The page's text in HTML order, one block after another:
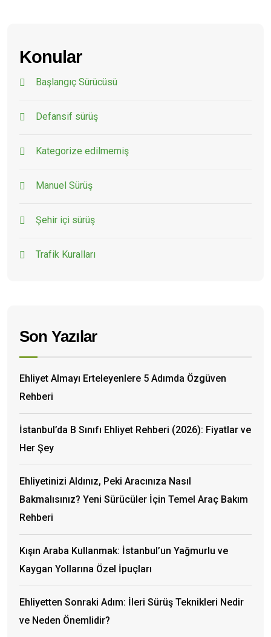
Konular
Başlangıç Sürücüsü
Defansif sürüş
Kategorize edilmemiş
Manuel Sürüş
Şehir içi sürüş
Trafik Kuralları
Son Yazılar
Ehliyet Almayı Erteleyenlere 5 Adımda Özgüven
Rehberi
İstanbul’da B Sınıfı Ehliyet Rehberi (2026): Fiyatlar ve
Her Şey
Ehliyetinizi Aldınız, Peki Aracınıza Nasıl
Bakmalısınız? Yeni Sürücüler İçin Temel Araç Bakım
Rehberi
Kışın Araba Kullanmak: İstanbul’un Yağmurlu ve
Kaygan Yollarına Özel İpuçları
Ehliyetten Sonraki Adım: İleri Sürüş Teknikleri Nedir
ve Neden Önemlidir?